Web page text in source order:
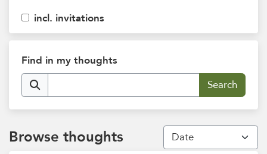
incl. invitations
Find in my thoughts
Browse thoughts